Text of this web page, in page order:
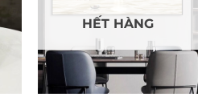
HẾT HÀNG